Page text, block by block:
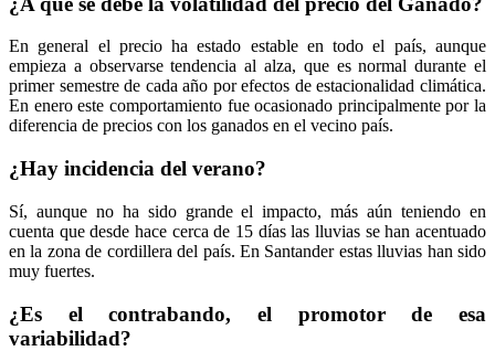
En general el precio ha estado estable en todo el país, aunque
empieza a observarse tendencia al alza, que es normal durante el
primer semestre de cada año por efectos de estacionalidad climática.
En enero este comportamiento fue ocasionado principalmente por la
diferencia de precios con los ganados en el vecino país.
¿Hay incidencia del verano?
Sí, aunque no ha sido grande el impacto, más aún teniendo en
cuenta que desde hace cerca de 15 días las lluvias se han acentuado
en la zona de cordillera del país. En Santander estas lluvias han sido
muy fuertes.
¿Es el contrabando, el promotor de esa
variabilidad?